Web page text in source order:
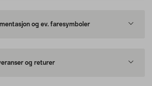
og ev. faresymboler
og returer